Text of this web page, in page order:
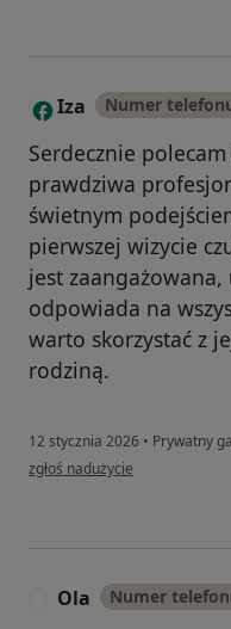
I Iza Numer
Serdecznie
prawdziwa
świetnym
pierwszej wizycie
jest zaangażowana,
odpowiada na
warto skorzystać z
rodziną.
12 stycznia 2026 • Prywatny
w opinii użytkownika Iza
zgłoś nadużycie
Ola Numer